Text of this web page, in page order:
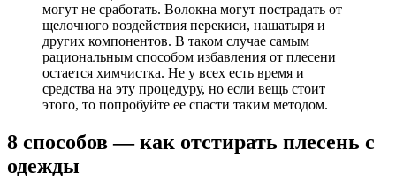
могут не сработать. Волокна могут пострадать от
щелочного воздействия перекиси, нашатыря и
других компонентов. В таком случае самым
рациональным способом избавления от плесени
остается химчистка. Не у всех есть время и
средства на эту процедуру, но если вещь стоит
этого, то попробуйте ее спасти таким методом.
8 способов — как отстирать плесень с
одежды